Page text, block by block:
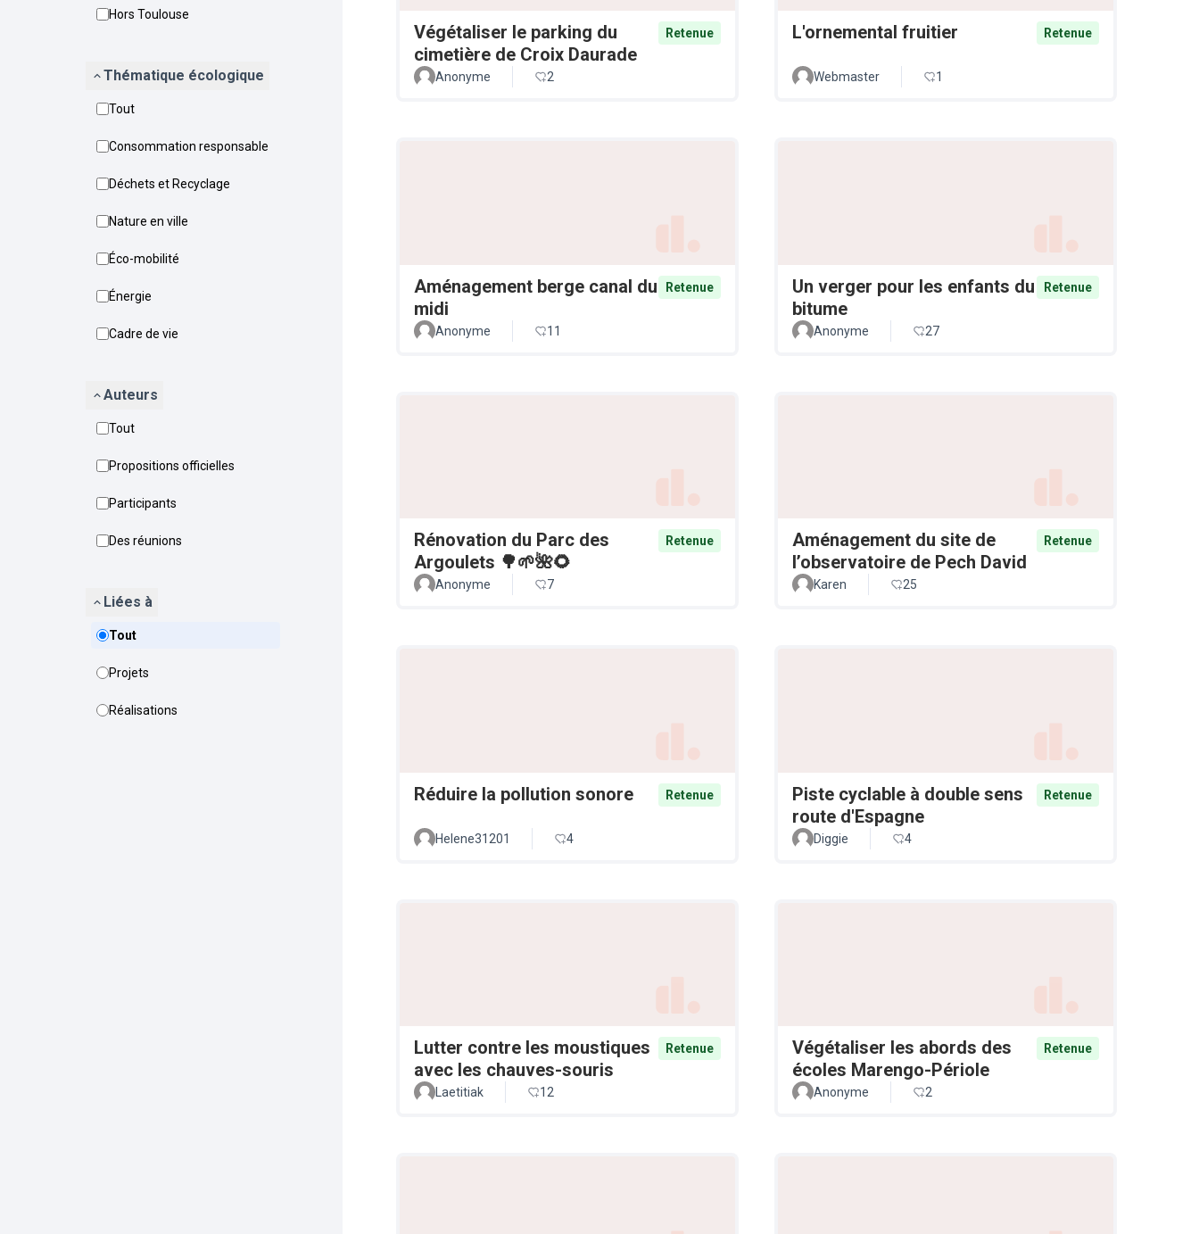
Hors Toulouse
Thématique écologique
Tout
Consommation responsable
Déchets et Recyclage
Nature en ville
Éco-mobilité
Énergie
Cadre de vie
Auteurs
Tout
Propositions officielles
Participants
Des réunions
Liées à
Tout
Projets
Réalisations
Végétaliser le parking du
cimetière de Croix Daurade
Retenue
Anonyme 2
L'ornemental fruitier Retenue
Webmaster 1
Aménagement berge canal du
midi
Retenue
Anonyme 11
Un verger pour les enfants du
bitume
Retenue
Anonyme 27
Rénovation du Parc des
Argoulets 🌳🌱🌺🌻
Retenue
Anonyme 7
Aménagement du site de
l’observatoire de Pech David
Retenue
Karen 25
Réduire la pollution sonore Retenue
Helene31201 4
Piste cyclable à double sens
route d'Espagne
Retenue
Diggie 4
Lutter contre les moustiques
avec les chauves-souris
Retenue
Laetitiak 12
Végétaliser les abords des
écoles Marengo-Périole
Retenue
Anonyme 2